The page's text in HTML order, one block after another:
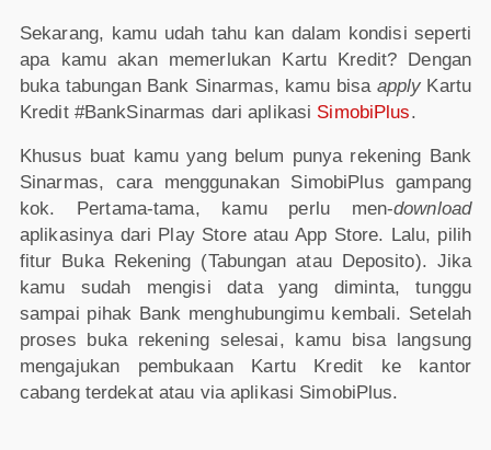
Sekarang, kamu udah tahu kan dalam kondisi seperti
apa kamu akan memerlukan Kartu Kredit? Dengan
buka tabungan Bank Sinarmas, kamu bisa apply Kartu
Kredit #BankSinarmas dari aplikasi SimobiPlus.
Khusus buat kamu yang belum punya rekening Bank
Sinarmas, cara menggunakan SimobiPlus gampang
kok. Pertama-tama, kamu perlu men-download
aplikasinya dari Play Store atau App Store. Lalu, pilih
fitur Buka Rekening (Tabungan atau Deposito). Jika
kamu sudah mengisi data yang diminta, tunggu
sampai pihak Bank menghubungimu kembali. Setelah
proses buka rekening selesai, kamu bisa langsung
mengajukan pembukaan Kartu Kredit ke kantor
cabang terdekat atau via aplikasi SimobiPlus.